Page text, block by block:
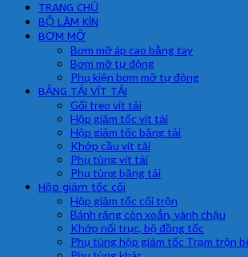
TRANG CHỦ
BỘ LÀM KÍN
BƠM MỠ
Bơm mỡ áp cao bằng tay
Bơm mỡ tự động
Phụ kiện bơm mỡ tự động
BĂNG TẢI VÍT TẢI
Gối treo vít tải
Hộp giảm tốc vít tải
Hộp giảm tốc băng tải
Khớp cầu vít tải
Phụ tùng vít tải
Phụ tùng băng tải
Hộp giảm tốc cối
Hộp giảm tốc cối trộn
Bánh răng côn xoắn, vành chậu
Khớp nối trục, bộ đồng tốc
Phụ tùng hộp giảm tốc Trạm trộn